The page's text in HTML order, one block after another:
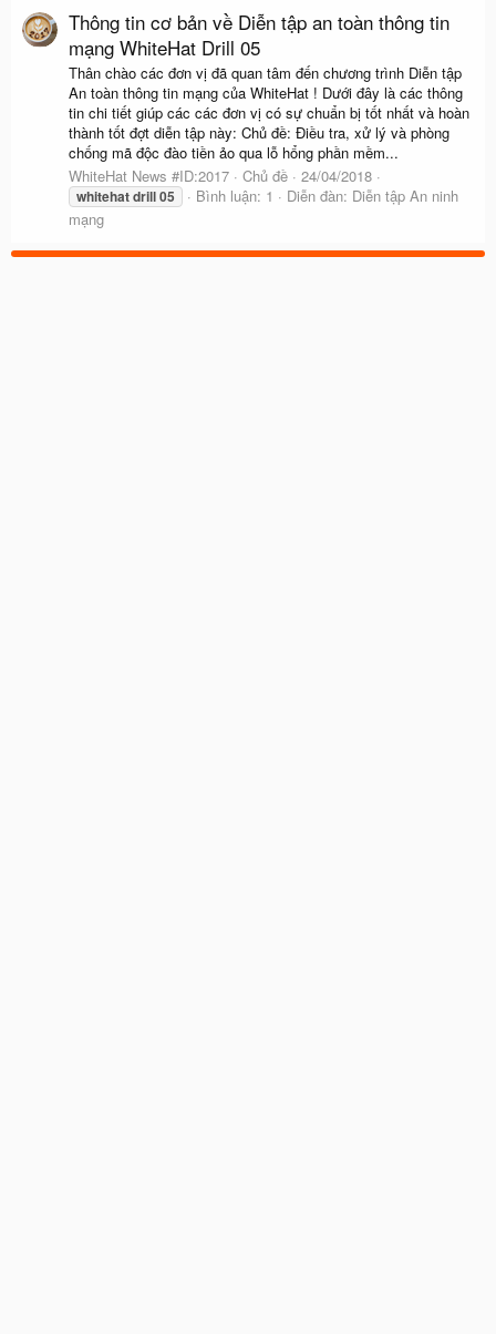
Thông tin cơ bản về Diễn tập an toàn thông tin
mạng WhiteHat Drill 05
Thân chào các đơn vị đã quan tâm đến chương trình Diễn tập
An toàn thông tin mạng của WhiteHat ! Dưới đây là các thông
tin chi tiết giúp các các đơn vị có sự chuẩn bị tốt nhất và hoàn
thành tốt đợt diễn tập này: Chủ đề: Điều tra, xử lý và phòng
chống mã độc đào tiền ảo qua lỗ hổng phần mềm...
WhiteHat News #ID:2017
Chủ đề 24/04/2018
whitehatdrill05 Bình luận: 1 Diễn đàn: Diễn tập An ninh
mạng